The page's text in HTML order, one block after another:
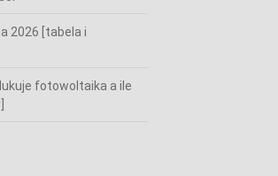
2026 [tabela i
fotowoltaika a ile